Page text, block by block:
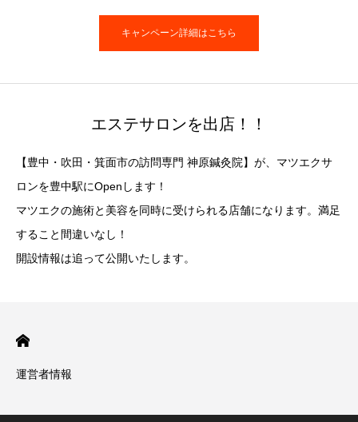
キャンペーン詳細はこちら
エステサロンを出店！！
【豊中・吹田・箕面市の訪問専門 神原鍼灸院】が、マツエクサ
ロンを豊中駅にOpenします！
マツエクの施術と美容を同時に受けられる店舗になります。満足
すること間違いなし！
開設情報は追って公開いたします。
運営者情報